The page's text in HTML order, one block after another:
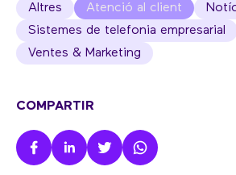
Altres Atenció al client
Sistemes de telefonia empresarial
Ventes & Marketing
COMPARTIR